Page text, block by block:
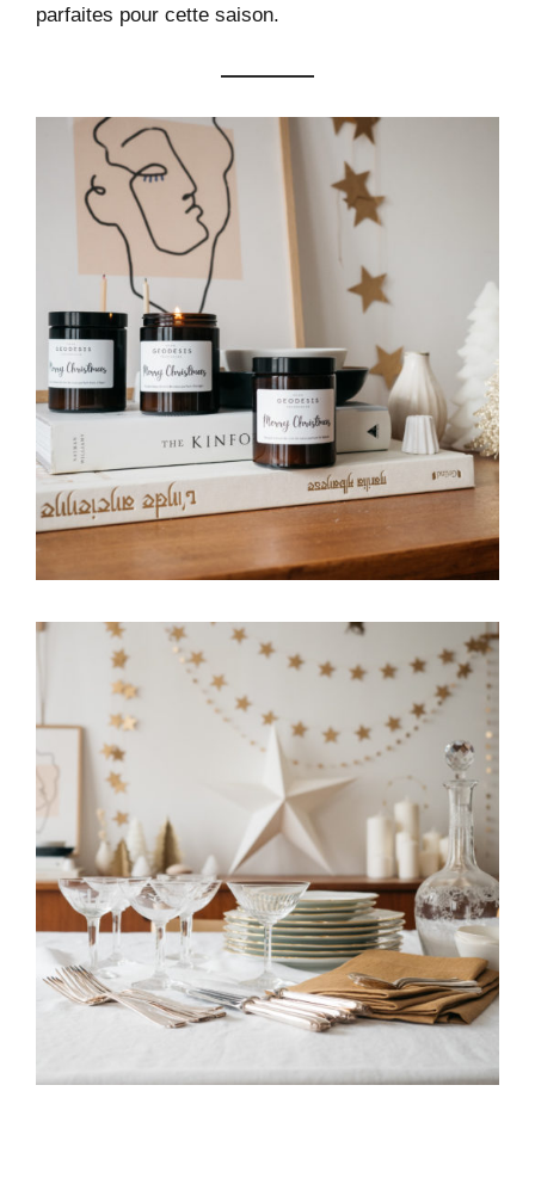
parfaites pour cette saison.